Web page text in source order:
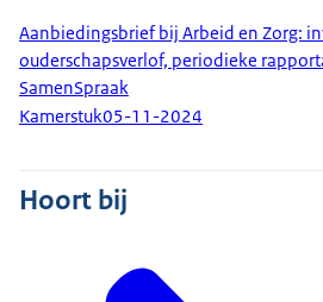
Aanbiedingsbrief bij Arbeid en Zorg:
ouderschapsverlof, periodieke
SamenSpraak
Kamerstuk05-11-2024
Hoort bij